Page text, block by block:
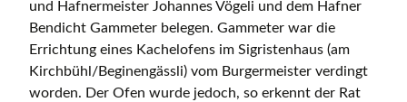
und Hafnermeister Johannes Vögeli und dem Hafner
Bendicht Gammeter belegen. Gammeter war die
Errichtung eines Kachelofens im Sigristenhaus (am
Kirchbühl/Beginengässli) vom Burgermeister verdingt
worden. Der Ofen wurde jedoch, so erkennt der Rat